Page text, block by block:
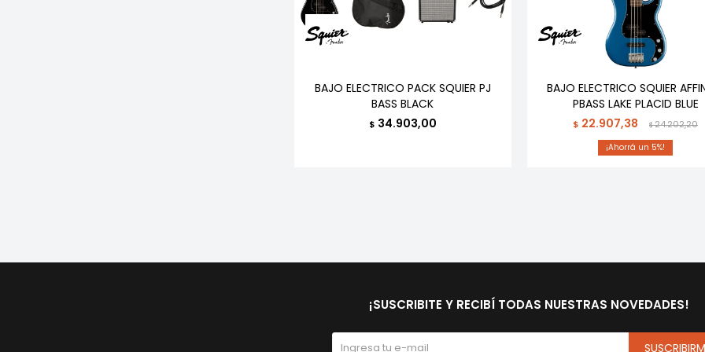
BAJO ELECTRICO PACK SQUIER PJ
BASS BLACK
$ 34.903,00
BAJO ELECTRICO SQUIER
PBASS LAKE PLACID BLUE
$ 22.907,38 $24.202,20
5
¡SUSCRIBITE Y RECIBÍ TODAS NUESTRAS NOVEDADES!